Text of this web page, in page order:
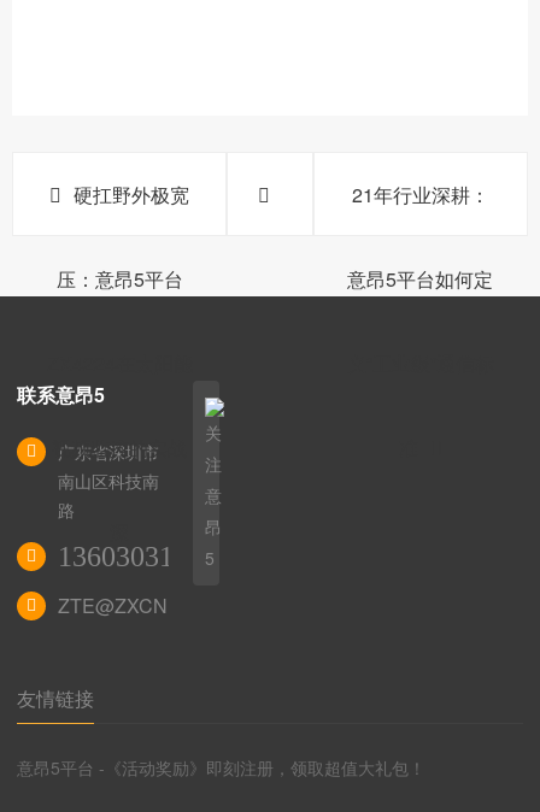
硬扛野外极宽
压：意昂5平台
视频监控的实战
21年行业深耕：
意昂5平台如何定
联系意昂5
广东省深圳市
南山区科技南
路
13603031172
ZTE@ZXCN.CC
关
注
意
昂
5
友情链接
意昂5平台 -《活动奖励》即刻注册，领取超值大礼包！